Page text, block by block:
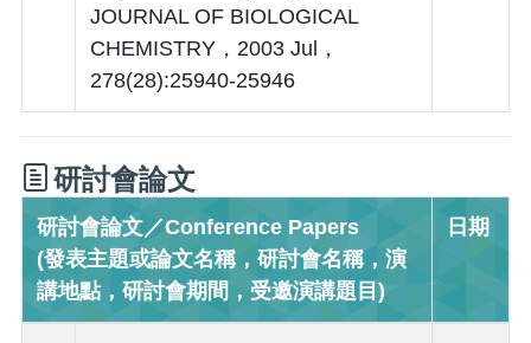
JOURNAL OF BIOLOGICAL
CHEMISTRY，2003 Jul，
278(28):25940-25946
研討會論文
研討會論文／Conference Papers
(發表主題或論文名稱，研討會名稱，演
講地點，研討會期間，受邀演講題目)
日期